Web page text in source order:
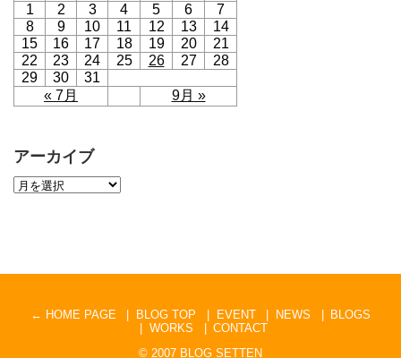
« 7月 9月 »
1 2 3 4 5 6
7
8
9 10 11 12 13
14
15
16 17 18 19 20
21
22
23 24 25 26 27
28
29
30 31
アーカイブ
← HOME PAGE BLOG TOP EVENT NEWS
BLOGS
WORKS
CONTACT
© 2007 BLOG SETTEN